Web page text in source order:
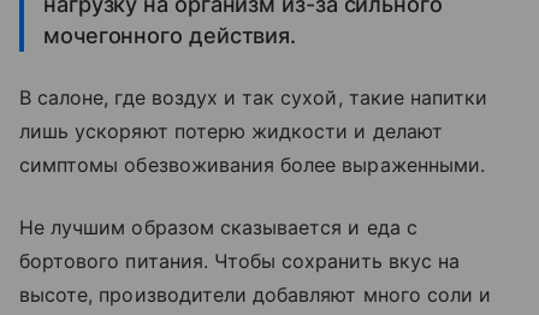
мочегонного действия.
В салоне, где воздух и так сухой, такие напитки
лишь ускоряют потерю жидкости и делают
симптомы обезвоживания более выраженными.
Не лучшим образом сказывается и еда с
бортового питания. Чтобы сохранить вкус на
высоте, производители добавляют много соли и